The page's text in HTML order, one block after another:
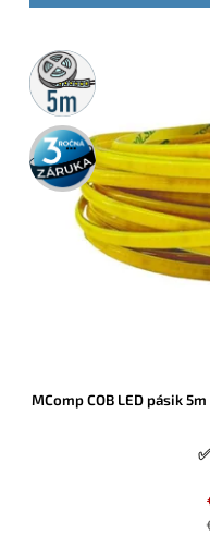
5m
rolka
3 roky
záruka
MComp COB LED pásik